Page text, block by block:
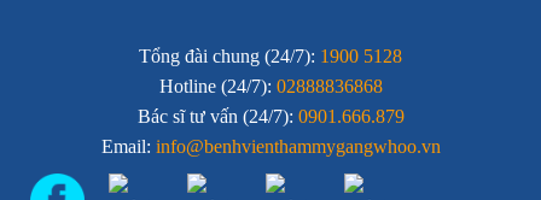
Tổng đài chung (24/7): 1900 5128
Hotline (24/7): 02888836868
Bác sĩ tư vấn (24/7): 0901.666.879
Email: info@benhvienthammygangwhoo.vn